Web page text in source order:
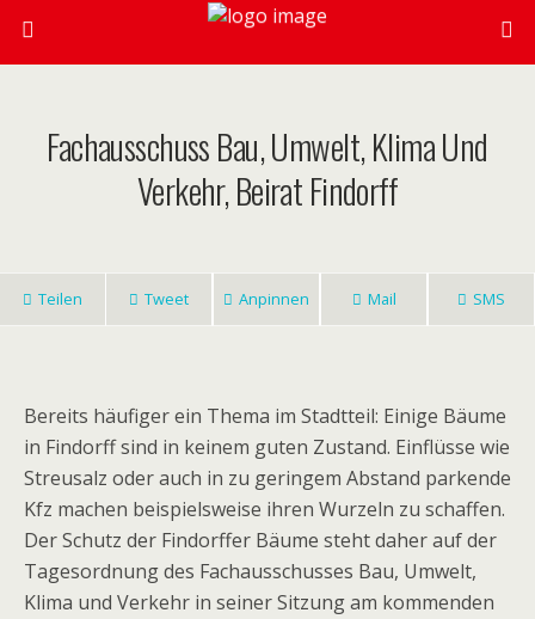
Fachausschuss Bau, Umwelt, Klima Und
Verkehr, Beirat Findorff
Teilen Tweet Anpinnen Mail SMS
Bereits häufiger ein Thema im Stadtteil: Einige Bäume
in Findorff sind in keinem guten Zustand. Einflüsse wie
Streusalz oder auch in zu geringem Abstand parkende
Kfz machen beispielsweise ihren Wurzeln zu schaffen.
Der Schutz der Findorffer Bäume steht daher auf der
Tagesordnung des Fachausschusses Bau, Umwelt,
Klima und Verkehr in seiner Sitzung am kommenden